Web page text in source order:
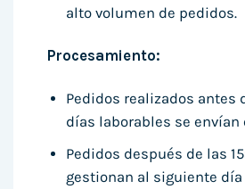
alto volumen de pedidos.
Procesamiento:
Pedidos realizados antes
días laborables se
Pedidos después de las
gestionan al siguiente